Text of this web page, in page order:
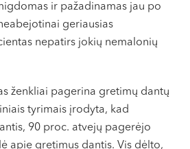
ir pažadinamas jau po
geriausias
nepatirs jokių nemalonių
ženkliai pagerina gretimų dantų
tyrimais įrodyta, kad
90 proc. atvejų pagerėjo
apie gretimus dantis. Vis dėlto,